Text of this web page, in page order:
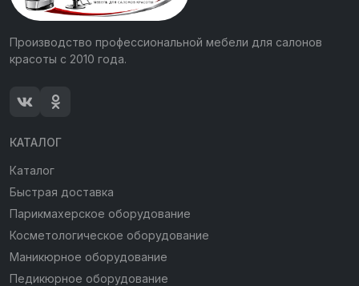
Производство профессиональной мебели для салонов
красоты с 2010 года.
КАТАЛОГ
Каталог
Быстрая доставка
Парикмахерское оборудование
Косметологическое оборудование
Маникюрное оборудование
Педикюрное оборудование